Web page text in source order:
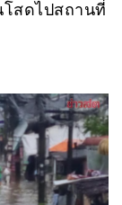
สดไปสถานที่